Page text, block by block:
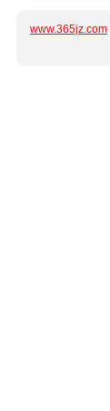
www.365jz.com